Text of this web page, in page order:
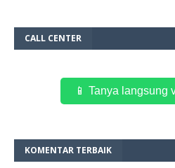
CALL CENTER
📱 Tanya langsung
KOMENTAR TERBAIK